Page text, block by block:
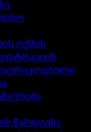
ოქმის
წარდგენა